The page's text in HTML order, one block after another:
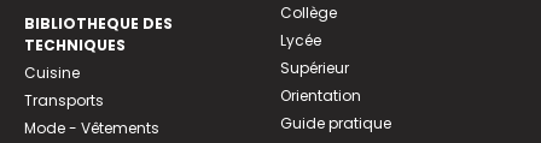
BIBLIOTHEQUE DES
TECHNIQUES
Cuisine
Transports
Mode - Vêtements
Collège
Lycée
Supérieur
Orientation
Guide pratique